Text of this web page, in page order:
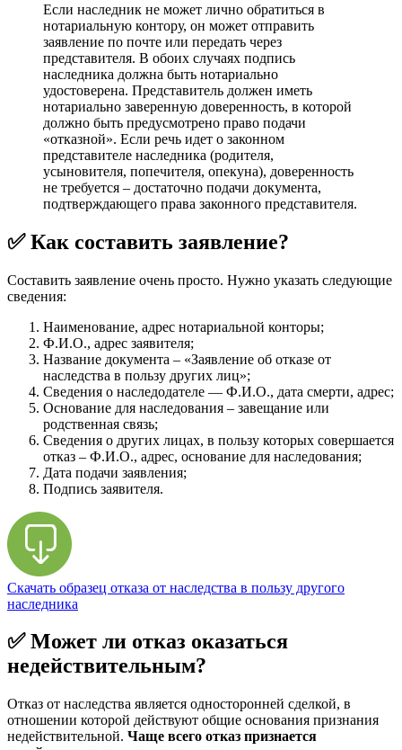
Если наследник не может лично обратиться в
нотариальную контору, он может отправить
заявление по почте или передать через
представителя. В обоих случаях подпись
наследника должна быть нотариально
удостоверена. Представитель должен иметь
нотариально заверенную доверенность, в которой
должно быть предусмотрено право подачи
«отказной». Если речь идет о законном
представителе наследника (родителя,
усыновителя, попечителя, опекуна), доверенность
не требуется – достаточно подачи документа,
подтверждающего права законного представителя.
✅ Как составить заявление?
Составить заявление очень просто. Нужно указать следующие
сведения:
Наименование, адрес нотариальной конторы;
Ф.И.О., адрес заявителя;
Название документа – «Заявление об отказе от
наследства в пользу других лиц»;
Сведения о наследодателе — Ф.И.О., дата смерти, адрес;
Основание для наследования – завещание или
родственная связь;
Сведения о других лицах, в пользу которых совершается
отказ – Ф.И.О., адрес, основание для наследования;
Дата подачи заявления;
Подпись заявителя.
Скачать образец отказа от наследства в пользу другого
наследника
✅ Может ли отказ оказаться
недействительным?
Отказ от наследства является односторонней сделкой, в
отношении которой действуют общие основания признания
недействительной. Чаще всего отказ признается